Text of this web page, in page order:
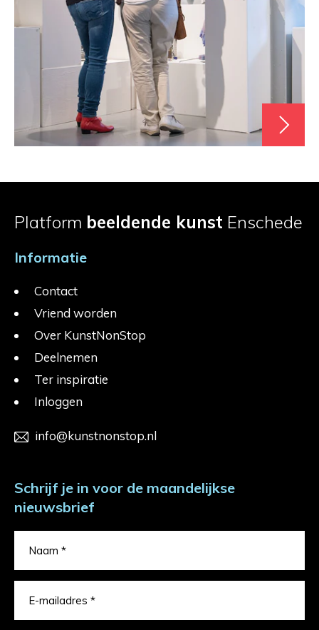
Platform beeldende kunst Enschede
Informatie
Contact
Vriend worden
Over KunstNonStop
Deelnemen
Ter inspiratie
Inloggen
info@kunstnonstop.nl
Schrijf je in voor de maandelijkse
nieuwsbrief